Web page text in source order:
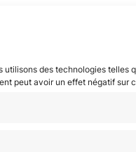
utilisons des technologies
peut avoir un effet négatif sur